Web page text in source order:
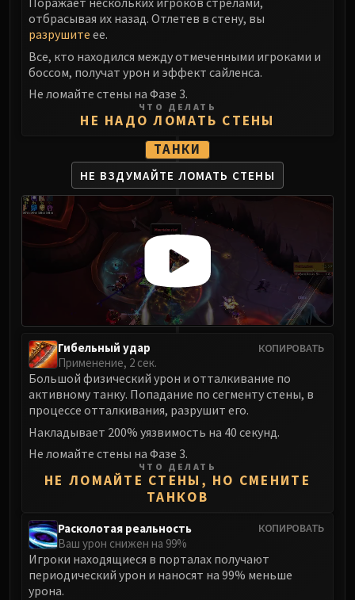
отбрасывая их назад. Отлетев в стену, вы
разрушите ее.
Все, кто находился между отмеченными игроками и
боссом, получат урон и эффект сайленса.
Не ломайте стены на Фазе 3.
ЧТО ДЕЛАТЬ
НЕ НАДО ЛОМАТЬ СТЕНЫ
ТАНКИ
НЕ ВЗДУМАЙТЕ ЛОМАТЬ СТЕНЫ
КОПИРОВАТЬ
Гибельный удар
Применение, 2 сек.
Большой физический урон и отталкивание по
активному танку. Попадание по сегменту стены, в
процессе отталкивания, разрушит его.
Накладывает 200% уязвимость на 40 секунд.
Не ломайте стены на Фазе 3.
ЧТО ДЕЛАТЬ
НЕ ЛОМАЙТЕ СТЕНЫ, НО СМЕНИТЕ
ТАНКОВ
КОПИРОВАТЬ
Расколотая реальность
Ваш урон снижен на 99%
Игроки находящиеся в порталах получают
периодический урон и наносят на 99% меньше
урона.